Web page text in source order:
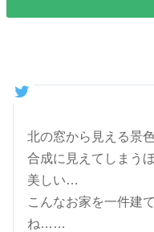
北の窓から見える景
合成に見えてしまう
美しい…
こんなお家を一件建
ね……